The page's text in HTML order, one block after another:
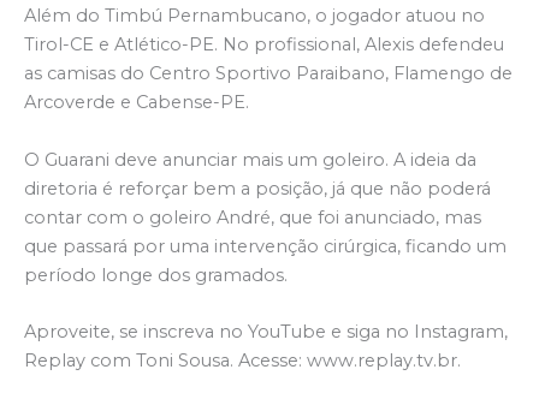
Além do Timbú Pernambucano, o jogador atuou no
Tirol-CE e Atlético-PE. No profissional, Alexis defendeu
as camisas do Centro Sportivo Paraibano, Flamengo de
Arcoverde e Cabense-PE.
O Guarani deve anunciar mais um goleiro. A ideia da
diretoria é reforçar bem a posição, já que não poderá
contar com o goleiro André, que foi anunciado, mas
que passará por uma intervenção cirúrgica, ficando um
período longe dos gramados.
Aproveite, se inscreva no YouTube e siga no Instagram,
Replay com Toni Sousa. Acesse: www.replay.tv.br.